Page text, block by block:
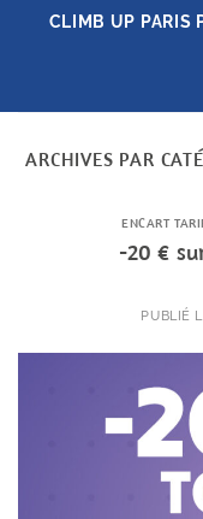
PasserCLIMB UP PARIS
ARCHIVES PAR
ENCART
-20 €
PUBLIÉ